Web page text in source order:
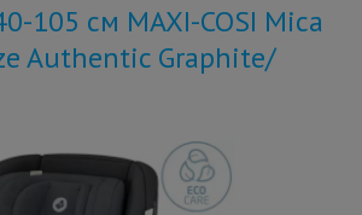
105 см MAXI-COSI Mica
Authentic Graphite/